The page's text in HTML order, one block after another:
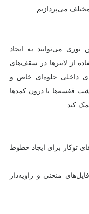
می‌پردازیم:
می‌توانند به ایجاد
از لاینرها در سقف‌های
داخلی جلوه‌ای خاص و
قفسه‌ها یا درون کمدها
کند.
توکار برای ایجاد خطوط
منحنی و زاویه‌دار